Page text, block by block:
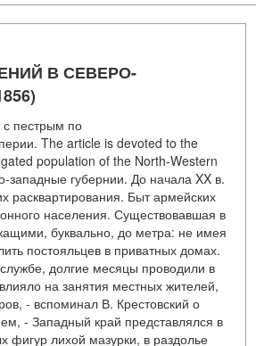
В СЕВЕРО-
с пестрым по
The article is devoted to the
population of the North-Western
западные губернии. До начала XX в.
расквартирования. Быт армейских
населения. Существовавшая в
буквально, до метра: не имея
постояльцев в приватных домах.
долгие месяцы проводили в
на занятия местных жителей,
- вспоминал В. Крестовский о
- Западный край представлялся в
фигур лихой мазурки, в раздолье